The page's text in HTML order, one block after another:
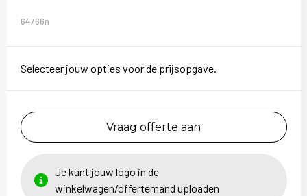
64/66n
Selecteer jouw opties voor de prijsopgave.
Vraag offerte aan
Je kunt jouw logo in de
winkelwagen/offertemand uploaden